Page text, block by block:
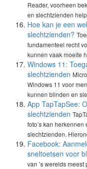
Reader, voorheen
en slechtzienden
Hoe kan je een
slechtzienden?
fundamenteel recht
kunnen vaak moeite
Windows 11:
slechtzienden
Windows 11 voor
kunnen blinden en
App TapTapSee:
slechtzienden
foto’s kan
slechtzienden.
Facebook:
sneltoetsen voor
van ’s werelds